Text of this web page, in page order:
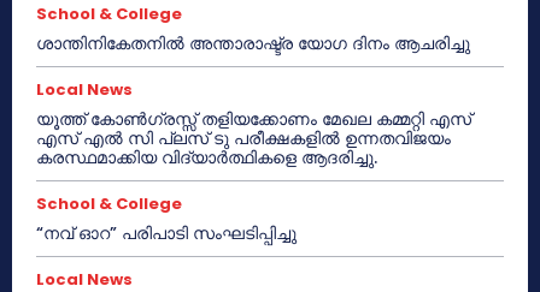
School & College
ശാന്തിനികേതനിൽ അന്താരാഷ്ട്ര യോഗ ദിനം ആചരിച്ചു
Local News
യൂത്ത് കോൺഗ്രസ്സ് തളിയക്കോണം മേഖല കമ്മറ്റി എസ്
എസ് എൽ സി പ്ലസ് ടു പരീക്ഷകളിൽ ഉന്നതവിജയം
കരസ്ഥമാക്കിയ വിദ്യാർത്ഥികളെ ആദരിച്ചു.
School & College
“നവ് ഓറ” പരിപാടി സംഘടിപ്പിച്ചു
Local News